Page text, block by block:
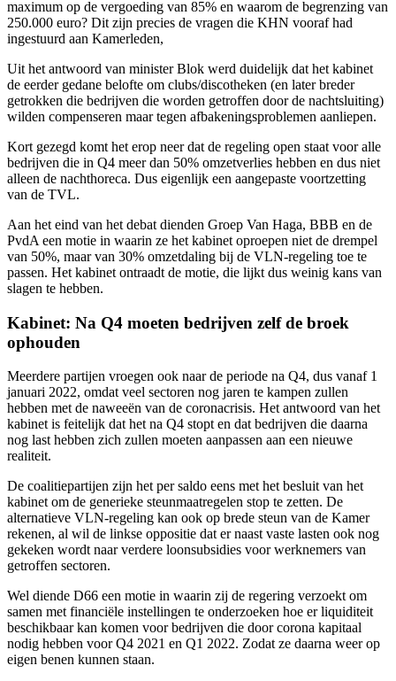
maximum op de vergoeding van 85% en waarom de begrenzing van
250.000 euro? Dit zijn precies de vragen die KHN vooraf had
ingestuurd aan Kamerleden,
Uit het antwoord van minister Blok werd duidelijk dat het kabinet
de eerder gedane belofte om clubs/discotheken (en later breder
getrokken die bedrijven die worden getroffen door de nachtsluiting)
wilden compenseren maar tegen afbakeningsproblemen aanliepen.
Kort gezegd komt het erop neer dat de regeling open staat voor alle
bedrijven die in Q4 meer dan 50% omzetverlies hebben en dus niet
alleen de nachthoreca. Dus eigenlijk een aangepaste voortzetting
van de TVL.
Aan het eind van het debat dienden Groep Van Haga, BBB en de
PvdA een motie in waarin ze het kabinet oproepen niet de drempel
van 50%, maar van 30% omzetdaling bij de VLN-regeling toe te
passen. Het kabinet ontraadt de motie, die lijkt dus weinig kans van
slagen te hebben.
Kabinet: Na Q4 moeten bedrijven zelf de broek
ophouden
Meerdere partijen vroegen ook naar de periode na Q4, dus vanaf 1
januari 2022, omdat veel sectoren nog jaren te kampen zullen
hebben met de naweeën van de coronacrisis. Het antwoord van het
kabinet is feitelijk dat het na Q4 stopt en dat bedrijven die daarna
nog last hebben zich zullen moeten aanpassen aan een nieuwe
realiteit.
De coalitiepartijen zijn het per saldo eens met het besluit van het
kabinet om de generieke steunmaatregelen stop te zetten. De
alternatieve VLN-regeling kan ook op brede steun van de Kamer
rekenen, al wil de linkse oppositie dat er naast vaste lasten ook nog
gekeken wordt naar verdere loonsubsidies voor werknemers van
getroffen sectoren.
Wel diende D66 een motie in waarin zij de regering verzoekt om
samen met financiële instellingen te onderzoeken hoe er liquiditeit
beschikbaar kan komen voor bedrijven die door corona kapitaal
nodig hebben voor Q4 2021 en Q1 2022. Zodat ze daarna weer op
eigen benen kunnen staan.